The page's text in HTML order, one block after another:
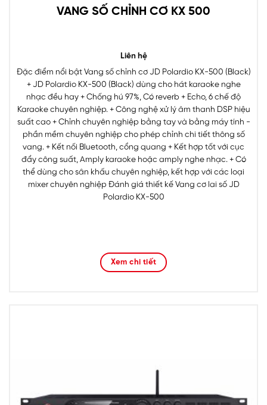
VANG SỐ CHỈNH CƠ KX 500
Liên hệ
Đặc điểm nổi bật Vang số chỉnh cơ JD Polardio KX-500 (Black)
+ JD Polardio KX-500 (Black) dùng cho hát karaoke nghe
nhạc đều hay + Chống hú 97%, Có reverb + Echo, 6 chế độ
Karaoke chuyên nghiệp. + Công nghệ xử lý âm thanh DSP hiệu
suất cao + Chỉnh chuyên nghiệp bằng tay và bằng máy tính -
phần mềm chuyên nghiệp cho phép chỉnh chi tiết thông số
vang. + Kết nối Bluetooth, cổng quang + Kết hợp tốt với cục
đẩy công suất, Amply karaoke hoặc amply nghe nhạc. + Có
thể dùng cho sân khấu chuyên nghiệp, kết hợp với các loại
mixer chuyên nghiệp Đánh giá thiết kế Vang cơ lai số JD
Polardio KX-500
Xem chi tiết